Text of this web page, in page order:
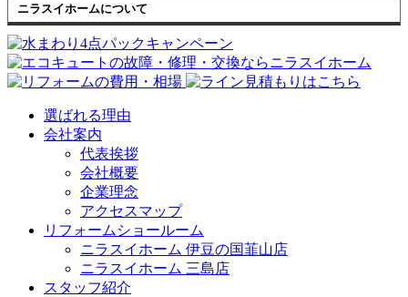
ニラスイホームについて
選ばれる理由
会社案内
代表挨拶
会社概要
企業理念
アクセスマップ
リフォームショールーム
ニラスイホーム 伊豆の国韮山店
ニラスイホーム 三島店
スタッフ紹介